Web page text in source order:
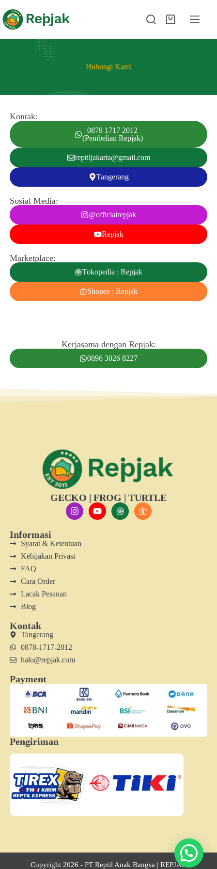
Hubungi Kami
Kontak:
0878 1717 2012
(Pembelian Repjak)
reptiljakarta@gmail.com
Tangerang
Sosial Media:
@officialrepjak
Repjak
Marketplace:
Tokopedia : Repjak
Shopee : Repjak
Kerjasama dengan Repjak:
0896 3026 8227
GECKO | FROG | TURTLE
Informasi
Syarat & Ketentuan
Kebijakan Privasi
FAQ
Cara Order
Lacak Pesanan
Blog
Kontak
Tangerang
0878-1717-2012
halo@repjak.com
Payment
Pengiriman
Copyright 2026 - PT Reptil Anak Bangsa | REPJAK